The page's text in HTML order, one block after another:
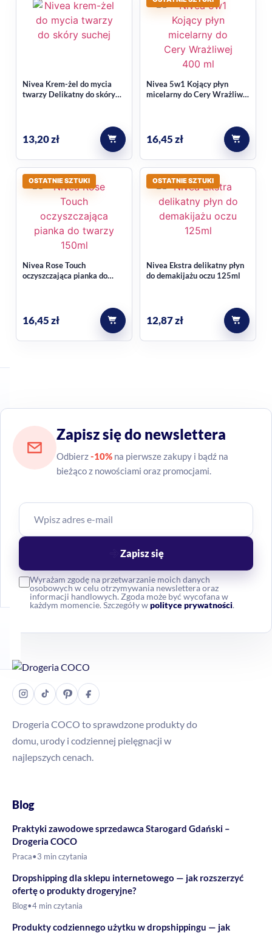
Nivea Krem-żel do mycia
twarzy Delikatny do skóry
13,20zł
Nivea 5w1 Kojący płyn
micelarny do Cery Wrażliwej
16,45zł
OSTATNIE SZTUKI
Nivea Rose Touch
oczyszczająca pianka do
16,45zł
OSTATNIE SZTUKI
Nivea Ekstra delikatny płyn
do demakijażu oczu 125ml
12,87zł
Zapisz się do newslettera
Odbierz-10% na pierwsze zakupy i bądź na
bieżąco z nowościami oraz promocjami.
Wyrażam zgodę na przetwarzanie moich danych
osobowych w celu otrzymywania newslettera oraz
informacji handlowych. Zgoda może być wycofana w
każdym momencie. Szczegóły wpolityce prywatności.
Zapisz się
Drogeria COCO to sprawdzone produkty do
domu, urody i codziennej pielęgnacji w
najlepszych cenach.
Blog
Praktyki zawodowe sprzedawca Starogard Gdański –
Drogeria COCO
Praca•3 min czytania
Dropshipping dla sklepu internetowego — jak rozszerzyć
ofertę o produkty drogeryjne?
Blog•4 min czytania
Produkty codziennego użytku w dropshippingu — jak